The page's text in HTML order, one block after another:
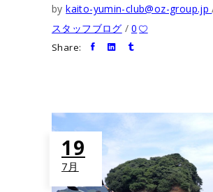
bykaito-yumin-club@oz-group.jp
スタッフブログ
0
Share:
19
7月